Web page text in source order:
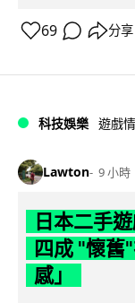
69 分享
科技娛樂 遊戲
Lawton 9 小時
日本二手
四成 "懷舊
感」